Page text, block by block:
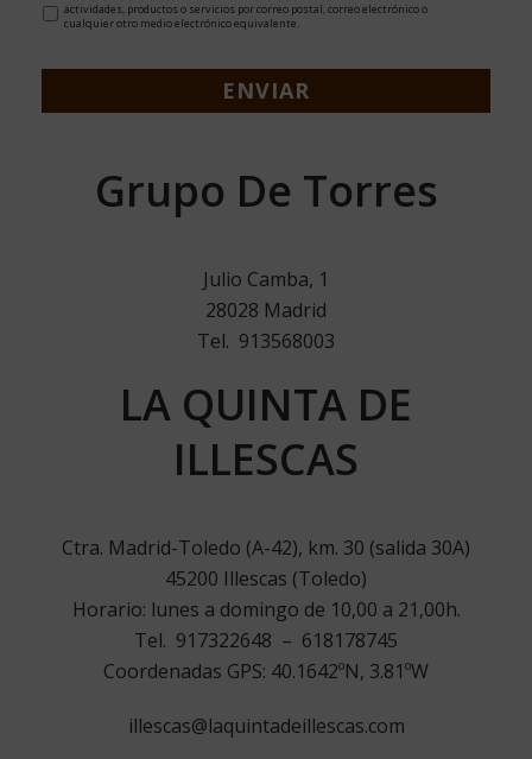
actividades, productos o servicios por correo postal, correo electrónico o
cualquier otro medio electrónico equivalente.
Grupo De Torres
Julio Camba, 1
28028 Madrid
Tel. 913568003
LA QUINTA DE
ILLESCAS
Ctra. Madrid-Toledo (A-42), km. 30 (salida 30A)
45200 Illescas (Toledo)
Horario: lunes a domingo de 10,00 a 21,00h.
Tel. 917322648 – 618178745
Coordenadas GPS: 40.1642ºN, 3.81ºW
illescas@laquintadeillescas.com